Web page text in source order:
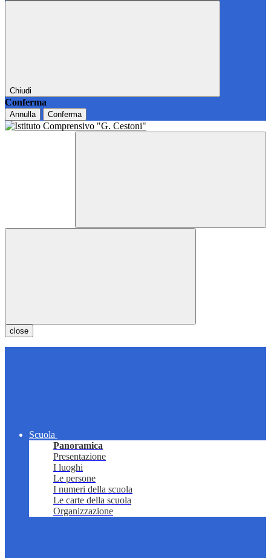
Chiudi
Conferma
Annulla Conferma
close
Scuola
Panoramica
Presentazione
I luoghi
Le persone
I numeri della scuola
Le carte della scuola
Organizzazione